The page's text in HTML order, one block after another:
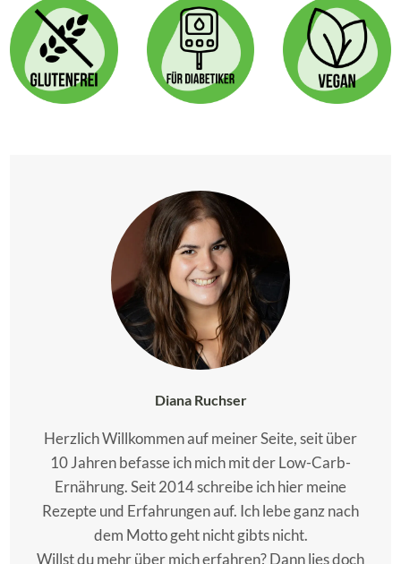
Diana Ruchser
Herzlich Willkommen auf meiner Seite, seit über
10 Jahren befasse ich mich mit der Low-Carb-
Ernährung. Seit 2014 schreibe ich hier meine
Rezepte und Erfahrungen auf. Ich lebe ganz nach
dem Motto geht nicht gibts nicht.
Willst du mehr über mich erfahren? Dann lies doch